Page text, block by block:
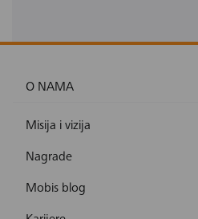
O NAMA
Misija i vizija
Nagrade
Mobis blog